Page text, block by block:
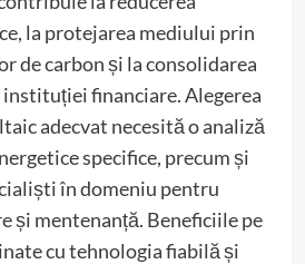
la protejarea mediului prin
de carbon și la consolidarea
financiare. Alegerea
adecvat necesită o analiză
specifice, precum și
în domeniu pentru
și mentenanță. Beneficiile pe
cu tehnologia fiabilă și